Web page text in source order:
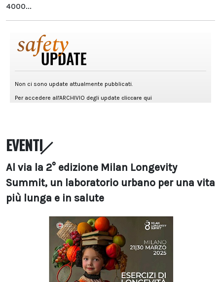
4000...
EVENTI
Al via la 2° edizione Milan Longevity
Summit, un laboratorio urbano per una vita
più lunga e in salute